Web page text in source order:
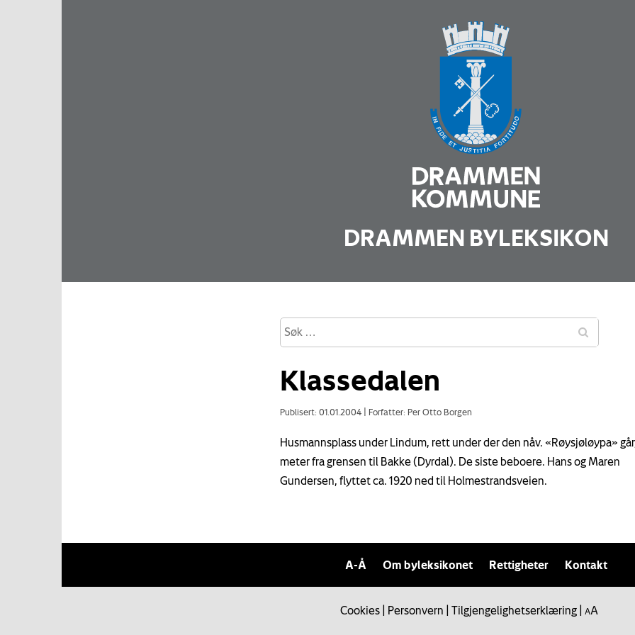
DRAMMEN BYLEKSIKON
Klassedalen
Publisert: 01.01.2004 Forfatter: Per Otto Borgen
Husmannsplass under Lindum, rett under der den nåv. «Røysjøløypa»
meter fra grensen til Bakke (Dyrdal). De siste beboere. Hans og Maren
Gundersen, flyttet ca. 1920 ned til Holmestrandsveien.
A-Å Om byleksikonet Rettigheter Kontakt
Cookies Personvern Tilgjengelighetserklæring AA